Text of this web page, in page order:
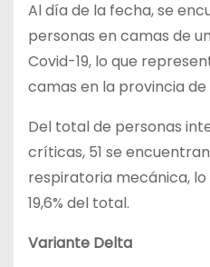
Al día de la fecha, se
personas en camas de
Covid-19, lo que
camas en la provincia de
Del total de personas
críticas, 51 se
respiratoria mecánica,
19,6% del total.
Variante Delta